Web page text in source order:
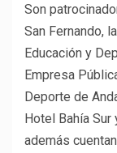
Son
San Fernando,
Educación y
Empresa
Deporte de
Hotel Bahía
además